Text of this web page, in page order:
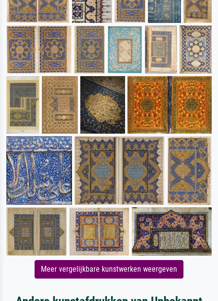
Meer vergelijkbare kunstwerken weergeven